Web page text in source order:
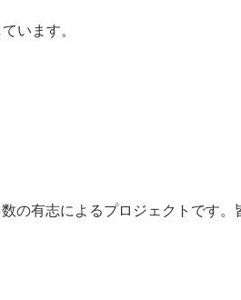
います。
の有志によるプロジェクトです